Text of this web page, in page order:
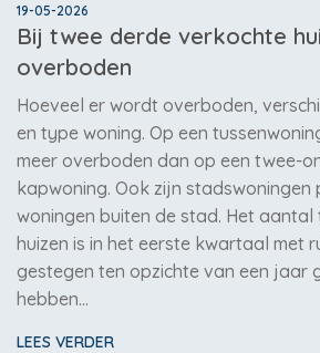
19-05-2026
Bij twee derde verkochte
overboden
Hoeveel er wordt overboden,
en type woning. Op een
meer overboden dan op een twee-
kapwoning. Ook zijn stadswoningen
woningen buiten de stad. Het
huizen is in het eerste kwartaal met
gestegen ten opzichte van een jaar
hebben…
LEES VERDER